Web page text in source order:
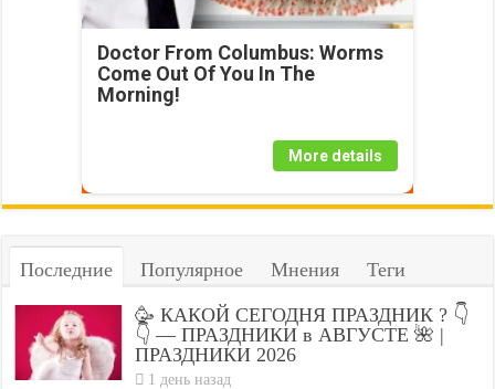
Doctor From Columbus: Worms
Come Out Of You In The
Morning!
More details
Последние Популярное Мнения Теги
🥳 КАКОЙ СЕГОДНЯ ПРАЗДНИК ? 👇
👇 — ПРАЗДНИКИ в АВГУСТЕ 🌺 |
ПРАЗДНИКИ 2026
1 день назад